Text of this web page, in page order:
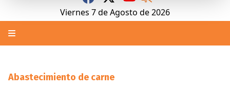
Viernes 7deAgosto de 2026
Abastecimiento de carne